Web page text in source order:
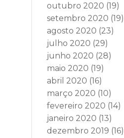
outubro 2020 (19)
setembro 2020 (19)
agosto 2020 (23)
julho 2020 (29)
junho 2020 (28)
maio 2020 (19)
abril 2020 (16)
março 2020 (10)
fevereiro 2020 (14)
janeiro 2020 (13)
dezembro 2019 (16)